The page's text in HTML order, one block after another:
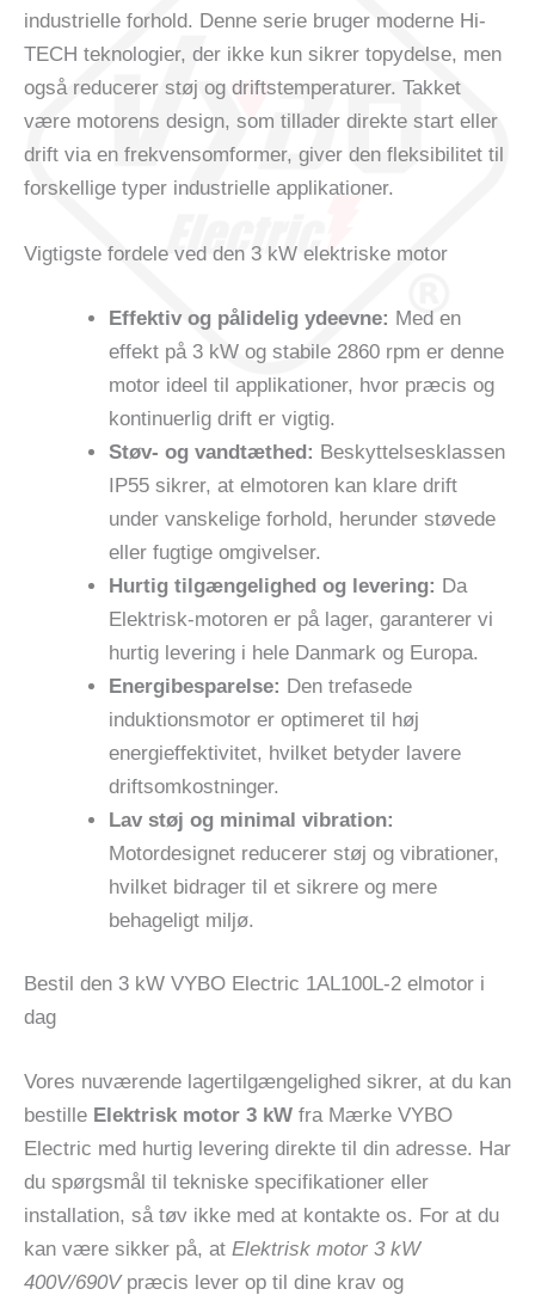
industrielle forhold. Denne serie bruger moderne Hi-
TECH teknologier, der ikke kun sikrer topydelse, men
også reducerer støj og driftstemperaturer. Takket
være motorens design, som tillader direkte start eller
drift via en frekvensomformer, giver den fleksibilitet til
forskellige typer industrielle applikationer.
Vigtigste fordele ved den 3 kW elektriske motor
Effektiv og pålidelig ydeevne: Med en
effekt på 3 kW og stabile 2860 rpm er denne
motor ideel til applikationer, hvor præcis og
kontinuerlig drift er vigtig.
Støv- og vandtæthed: Beskyttelsesklassen
IP55 sikrer, at elmotoren kan klare drift
under vanskelige forhold, herunder støvede
eller fugtige omgivelser.
Hurtig tilgængelighed og levering: Da
Elektrisk-motoren er på lager, garanterer vi
hurtig levering i hele Danmark og Europa.
Energibesparelse: Den trefasede
induktionsmotor er optimeret til høj
energieffektivitet, hvilket betyder lavere
driftsomkostninger.
Lav støj og minimal vibration:
Motordesignet reducerer støj og vibrationer,
hvilket bidrager til et sikrere og mere
behageligt miljø.
Bestil den 3 kW VYBO Electric 1AL100L-2 elmotor i
dag
Vores nuværende lagertilgængelighed sikrer, at du kan
bestille Elektrisk motor 3 kW fra Mærke VYBO
Electric med hurtig levering direkte til din adresse. Har
du spørgsmål til tekniske specifikationer eller
installation, så tøv ikke med at kontakte os. For at du
kan være sikker på, at Elektrisk motor 3 kW
400V/690Vpræcis lever op til dine krav og